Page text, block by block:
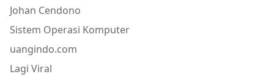
Johan Cendono
Sistem Operasi Komputer
uangindo.com
Lagi Viral